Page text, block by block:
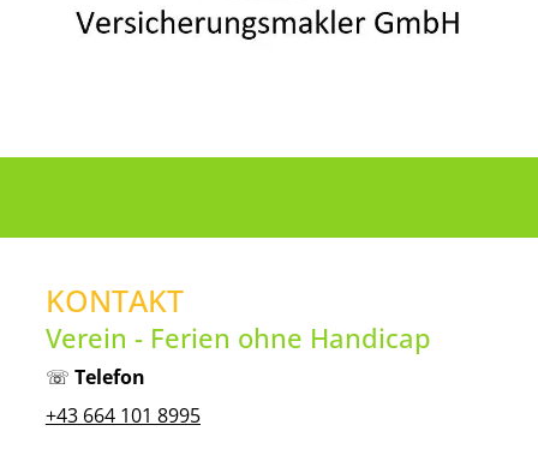
KONTAKT
Verein - Ferien ohne Handicap
☏ Telefon
+43 664 101 8995